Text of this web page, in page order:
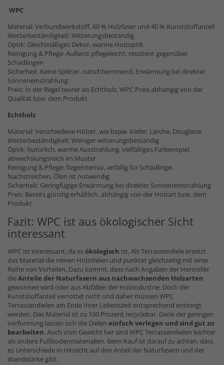
WPC
Material: Verbundwerkstoff, 60 % Holzfaser und 40 % Kunststoffanteil
Wetterbeständigkeit: Witterungsbeständig
Optik: Gleichmäßiges Dekor, warme Holzoptik
Reinigung & Pflege: Äußerst pflegeleicht, resistent gegenüber
Schädlingen
Sicherheit: Keine Splitter, rutschhemmend, Erwärmung bei direkter
Sonneneinstrahlung
Preis: In der Regel teurer als Echtholz, WPC Preis abhängig von der
Qualität bzw. dem Produkt
Echtholz
Material: Verschiedene Hölzer, wie bspw. Kiefer, Lärche, Douglasie
Wetterbeständigkeit: Weniger witterungsbeständig
Optik: Natürlich, warme Ausstrahlung, vielfältiges Farbenspiel,
abwechslungsreich im Muster
Reinigung & Pflege: flegeintensiv, anfällig für Schädlinge,
Nachstreichen, Ölen ist notwendig
Sicherheit: Geringfügige Erwärmung bei direkter Sonneneinstrahlung
Preis: Bereits günstig erhältlich, abhängig von der Holzart bzw. dem
Produkt
Fazit: WPC ist aus ökologischer Sicht
interessant
WPC ist interessant, da esökologisch ist. Als Terrassendiele ersetzt
das Material die reinen Holzdielen und punktet gleichzeitig mit einer
Reihe von Vorteilen. Dazu kommt, dass nach Angaben der Hersteller
dieAnteile der Naturfasern aus nachwachsenden Holzarten
gewonnen wird oder aus Abfällen der Holzindustrie. Doch der
Kunststoffanteil verrottet nicht und daher müssen WPC
Terrassendielen am Ende Ihrer Lebenszeit entsprechend entsorgt
werden. Das Material ist zu 100 Prozent recyclebar. Dank der geringen
Verformung lassen sich die Dielen einfach verlegen und sind gut zu
bearbeiten. Auch vom Gewicht her sind WPC Terrassendielen leichter
als andere Fußbodenmaterialien. Beim Kauf ist darauf zu achten, dass
es Unterschiede in Hinsicht auf den Anteil der Naturfasern und der
Wandstärke gibt.